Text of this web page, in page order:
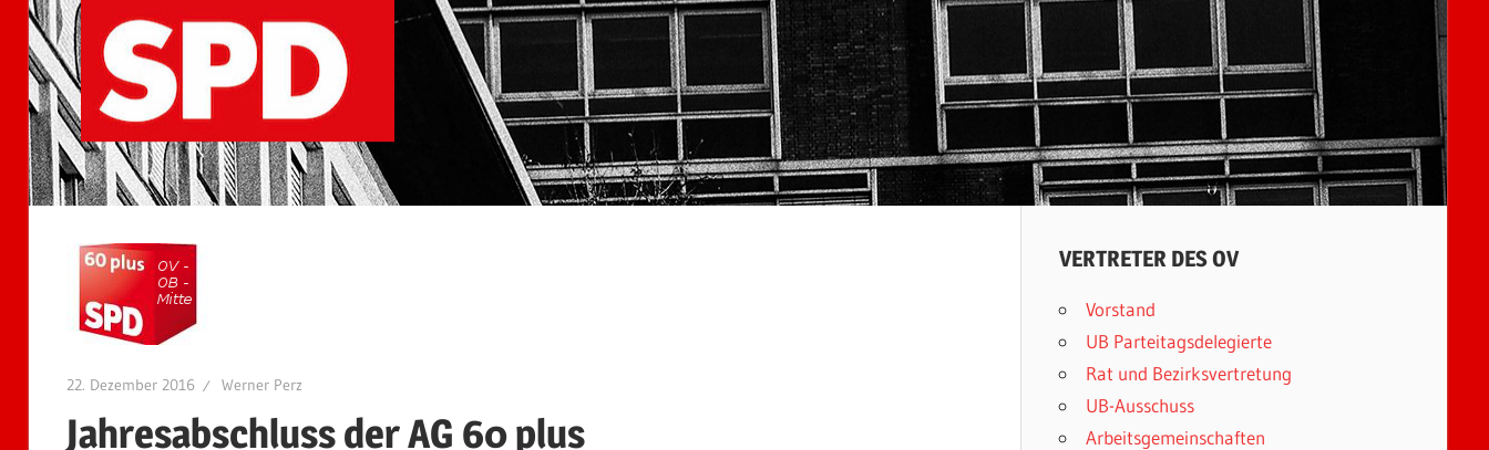
22. Dezember 2016 Werner Perz
Jahresabschluss der AG 60 plus
VERTRETER DES OV
Vorstand
UB Parteitagsdelegierte
Rat und Bezirksvertretung
UB-Ausschuss
Arbeitsgemeinschaften